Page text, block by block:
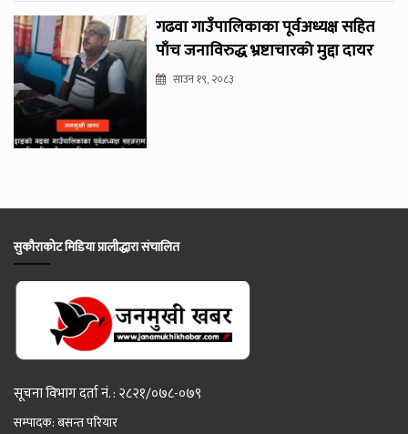
गढवा गाउँपालिकाका पूर्वअध्यक्ष सहित
पाँच जनाविरुद्ध भ्रष्टाचारको मुद्दा दायर
साउन १९, २०८३
सुकौराकोट मिडिया प्रालीद्धारा संचालित
सूचना विभाग दर्ता नं. : २८२१/०७८-०७९
सम्पादक: बसन्त परियार